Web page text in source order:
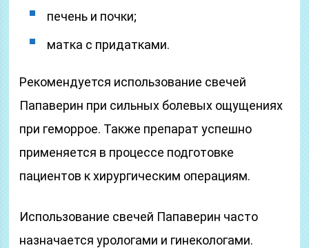
печень и почки;
матка с придатками.
Рекомендуется использование свечей
Папаверин при сильных болевых ощущениях
при геморрое. Также препарат успешно
применяется в процессе подготовке
пациентов к хирургическим операциям.
Использование свечей Папаверин часто
назначается урологами и гинекологами.